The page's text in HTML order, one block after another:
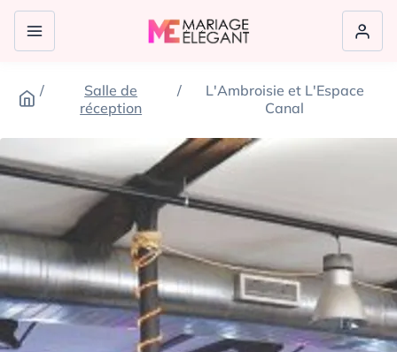
Salle de
réception
L'Ambroisie et L'Espace
Canal